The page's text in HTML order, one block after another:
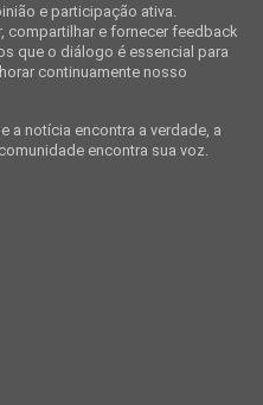
e participação ativa.
compartilhar e fornecer feedback
que o diálogo é essencial para
continuamente nosso
a notícia encontra a verdade, a
encontra sua voz.